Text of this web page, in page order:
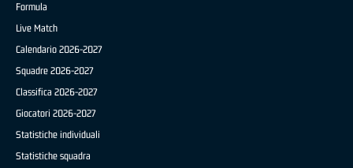
Formula
Live Match
Calendario 2026-2027
Squadre 2026-2027
Classifica 2026-2027
Giocatori 2026-2027
Statistiche individuali
Statistiche squadra